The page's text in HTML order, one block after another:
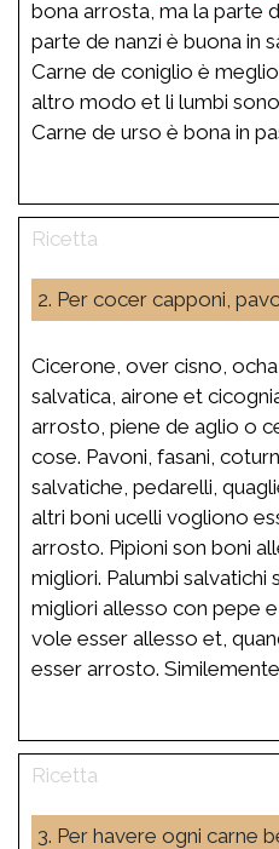
bona arrosta, ma la parte
parte de nanzi è buona in
Carne de coniglio è
altro modo et li lumbi
Carne de urso è bona in
2. Per cocer capponi,
Cicerone, over cisno,
salvatica, airone et
arrosto, piene de aglio o
cose. Pavoni, fasani,
salvatiche, pedarelli,
altri boni ucelli vogliono
arrosto. Pipioni son boni
migliori. Palumbi
migliori allesso con pepe
vole esser allesso et,
esser arrosto.
3. Per havere ogni carne